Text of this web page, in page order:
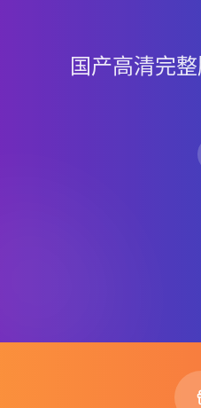
国产高清完